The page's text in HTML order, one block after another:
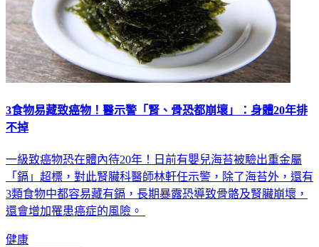
3食物易藏致癌物！醫示警「腎、骨恐都崩壞」：身體20年排
不掉
一級致癌物恐在體內待20年！日前有嬰兒海苔被驗出重金屬
「鎘」超標，對此腎臟科醫師林軒任示警，除了海苔外，還有
3類食物中都容易藏有鎘，長期暴露恐導致骨骼及腎臟崩壞，
還會增加罹患癌症的風險。
健康